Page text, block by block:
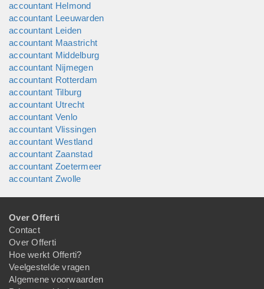
accountant Helmond
accountant Leeuwarden
accountant Leiden
accountant Maastricht
accountant Middelburg
accountant Nijmegen
accountant Rotterdam
accountant Tilburg
accountant Utrecht
accountant Venlo
accountant Vlissingen
accountant Westland
accountant Zaanstad
accountant Zoetermeer
accountant Zwolle
Over Offerti
Contact
Over Offerti
Hoe werkt Offerti?
Veelgestelde vragen
Algemene voorwaarden